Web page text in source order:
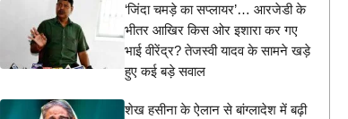
‘जिंदा चमड़े का सप्लायर’… आरजेडी के
भीतर आखिर किस ओर इशारा कर गए
भाई वीरेंद्र? तेजस्वी यादव के सामने खड़े
हुए कई बड़े सवाल
शेख हसीना के ऐलान से बांग्लादेश में बढ़ी